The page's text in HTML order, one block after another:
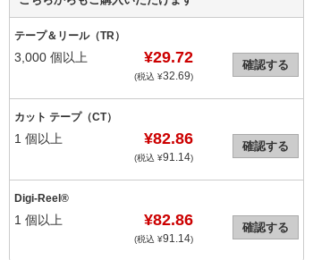
テープ＆リール（TR）
3,000 個以上 ¥29.72
(税込 ¥32.69)
確認する
カット テープ（CT）
1 個以上 ¥82.86
(税込 ¥91.14)
確認する
Digi-Reel®
1 個以上 ¥82.86
(税込 ¥91.14)
確認する